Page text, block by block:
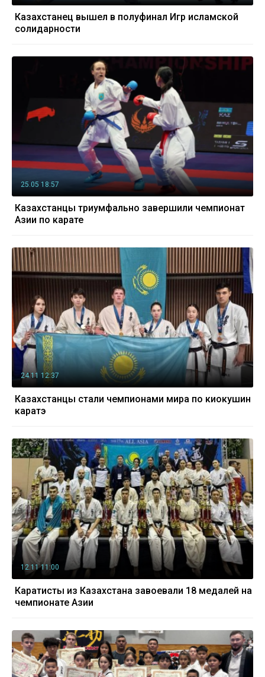
Казахстанец вышел в полуфинал Игр исламской
солидарности
25.05 18:57
Казахстанцы триумфально завершили чемпионат
Азии по карате
24.11 12:37
Казахстанцы стали чемпионами мира по киокушин
каратэ
12.11 11:00
Каратисты из Казахстана завоевали 18 медалей на
чемпионате Азии